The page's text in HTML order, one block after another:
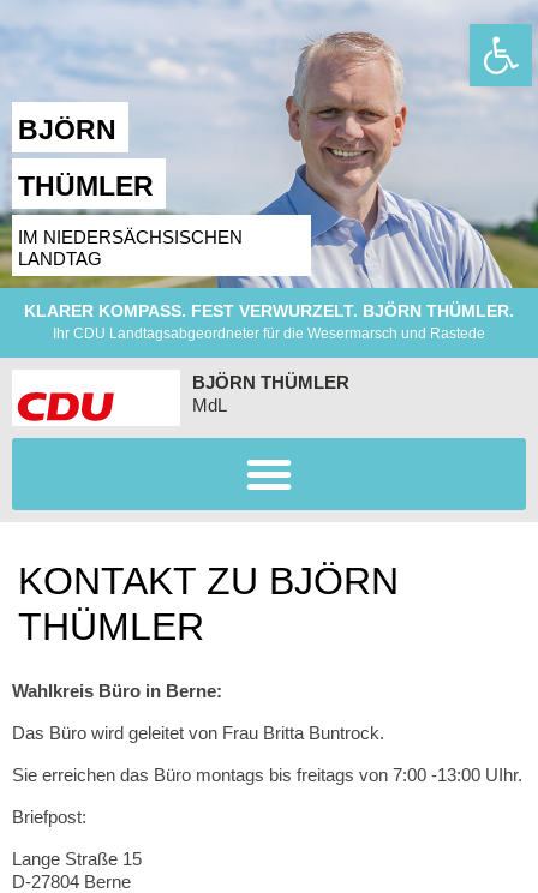
BJÖRN
THÜMLER
IM NIEDERSÄCHSISCHEN
LANDTAG
KLARER KOMPASS. FEST VERWURZELT. BJÖRN THÜMLER.
Ihr CDU Landtagsabgeordneter für die Wesermarsch und Rastede
BJÖRN THÜMLER
MdL
KONTAKT ZU BJÖRN
THÜMLER
Wahlkreis Büro in Berne:
Das Büro wird geleitet von Frau Britta Buntrock.
Sie erreichen das Büro montags bis freitags von 7:00 -13:00 UIhr.
Briefpost:
Lange Straße 15
D-27804 Berne